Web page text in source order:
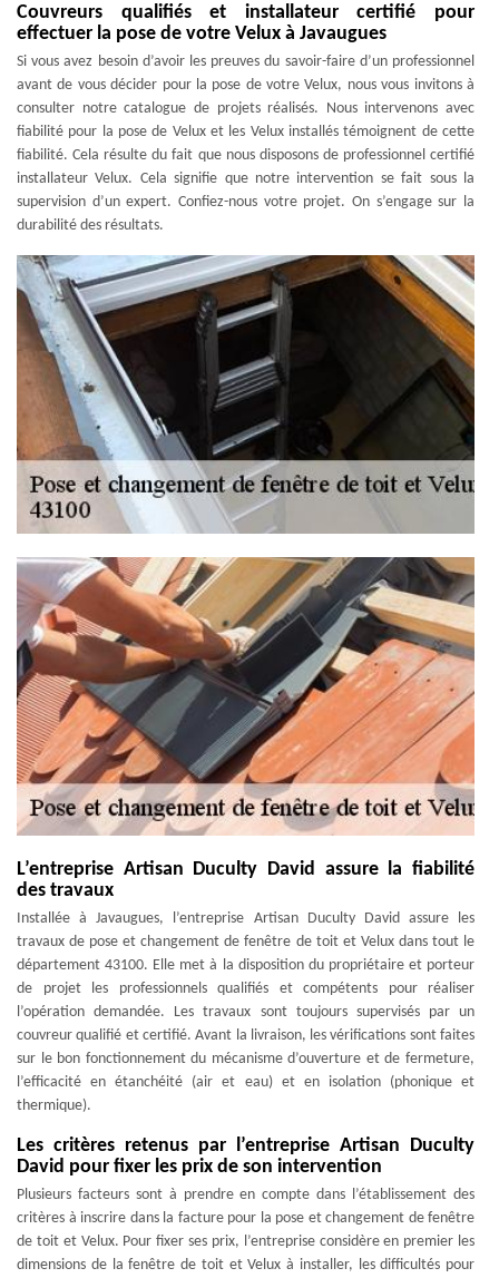
Couvreurs qualifiés et installateur certifié pour
effectuer la pose de votre Velux à Javaugues
Si vous avez besoin d’avoir les preuves du savoir-faire d’un professionnel
avant de vous décider pour la pose de votre Velux, nous vous invitons à
consulter notre catalogue de projets réalisés. Nous intervenons avec
fiabilité pour la pose de Velux et les Velux installés témoignent de cette
fiabilité. Cela résulte du fait que nous disposons de professionnel certifié
installateur Velux. Cela signifie que notre intervention se fait sous la
supervision d’un expert. Confiez-nous votre projet. On s’engage sur la
durabilité des résultats.
L’entreprise Artisan Duculty David assure la fiabilité
des travaux
Installée à Javaugues, l’entreprise Artisan Duculty David assure les
travaux de pose et changement de fenêtre de toit et Velux dans tout le
département 43100. Elle met à la disposition du propriétaire et porteur
de projet les professionnels qualifiés et compétents pour réaliser
l’opération demandée. Les travaux sont toujours supervisés par un
couvreur qualifié et certifié. Avant la livraison, les vérifications sont faites
sur le bon fonctionnement du mécanisme d’ouverture et de fermeture,
l’efficacité en étanchéité (air et eau) et en isolation (phonique et
thermique).
Les critères retenus par l’entreprise Artisan Duculty
David pour fixer les prix de son intervention
Plusieurs facteurs sont à prendre en compte dans l’établissement des
critères à inscrire dans la facture pour la pose et changement de fenêtre
de toit et Velux. Pour fixer ses prix, l’entreprise considère en premier les
dimensions de la fenêtre de toit et Velux à installer, les difficultés pour